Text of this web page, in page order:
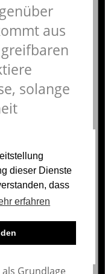
dieser Dienste
dass
erfahren
aus
solange
mit
und
auf Basis von
Ich
Grundlage